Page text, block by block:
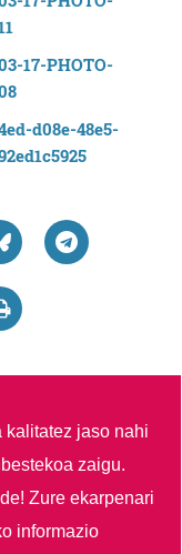
kalitatez jaso nahi
zaigu.
Zure ekarpenari
informazio